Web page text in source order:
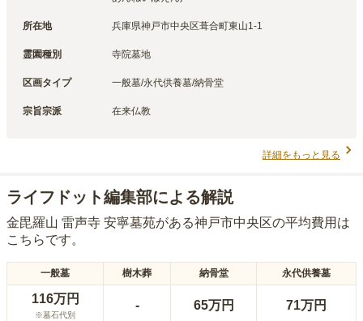
所在地 兵庫県神戸市中央区葺合町東山1-1
霊園種別 寺院墓地
区画タイプ 一般墓/永代供養墓/納骨堂
宗旨宗派 在来仏教
詳細をもっと見る
ライフドット編集部による解説
金毘羅山 雷声寺 安寧墓苑がある神戸市中央区の平均費用は
こちらです。
一般墓 樹木葬 納骨堂 永代供養墓
116万円
※墓石代別
- 65万円 71万円